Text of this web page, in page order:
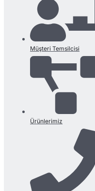
Müşteri Temsilcisi
Ürünlerimiz